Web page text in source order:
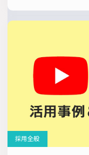
採用全般